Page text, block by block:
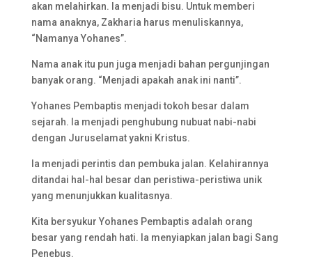
akan melahirkan. Ia menjadi bisu. Untuk memberi
nama anaknya, Zakharia harus menuliskannya,
“Namanya Yohanes”.
Nama anak itu pun juga menjadi bahan pergunjingan
banyak orang. “Menjadi apakah anak ini nanti”.
Yohanes Pembaptis menjadi tokoh besar dalam
sejarah. Ia menjadi penghubung nubuat nabi-nabi
dengan Juruselamat yakni Kristus.
Ia menjadi perintis dan pembuka jalan. Kelahirannya
ditandai hal-hal besar dan peristiwa-peristiwa unik
yang menunjukkan kualitasnya.
Kita bersyukur Yohanes Pembaptis adalah orang
besar yang rendah hati. Ia menyiapkan jalan bagi Sang
Penebus.